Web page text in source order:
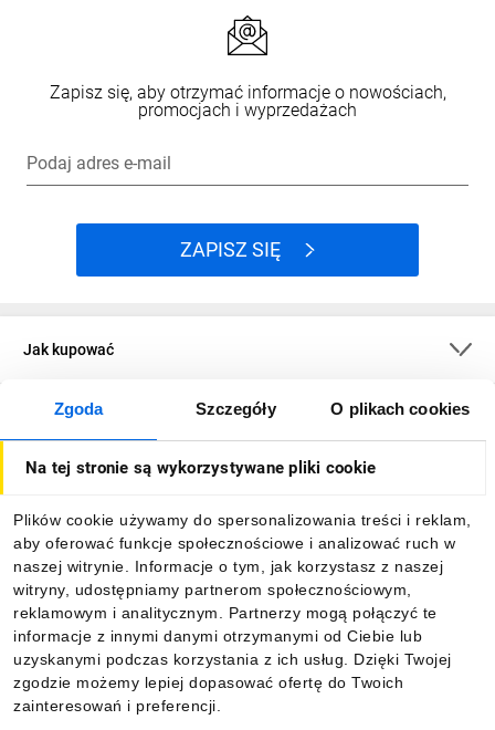
Zgoda Szczegóły O plikach cookies
Na tej stronie są wykorzystywane pliki cookie
Plików cookie używamy do spersonalizowania treści i reklam,
aby oferować funkcje społecznościowe i analizować ruch w
naszej witrynie. Informacje o tym, jak korzystasz z naszej
witryny, udostępniamy partnerom społecznościowym,
reklamowym i analitycznym. Partnerzy mogą połączyć te
informacje z innymi danymi otrzymanymi od Ciebie lub
uzyskanymi podczas korzystania z ich usług. Dzięki Twojej
zgodzie możemy lepiej dopasować ofertę do Twoich
zainteresowań i preferencji.
Zapisz się, aby otrzymać informacje o nowościach,
promocjach i wyprzedażach
Podaj adres e-mail
ZAPISZ SIĘ
Jak kupować
O firmie
Informacje
Pobierz naszą aplikację mobilną: